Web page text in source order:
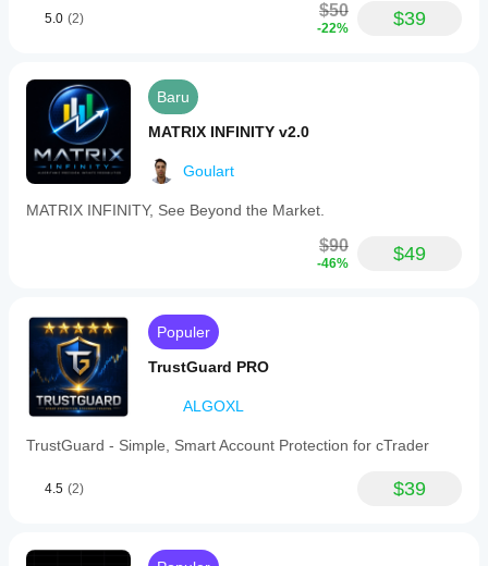
5.0 (2) $50
-22% $39
Baru
MATRIX INFINITY v2.0
Goulart
MATRIX INFINITY, See Beyond the Market.
$90
-46% $49
Populer
TrustGuard PRO
ALGOXL
TrustGuard - Simple, Smart Account Protection for cTrader
4.5 (2) $39